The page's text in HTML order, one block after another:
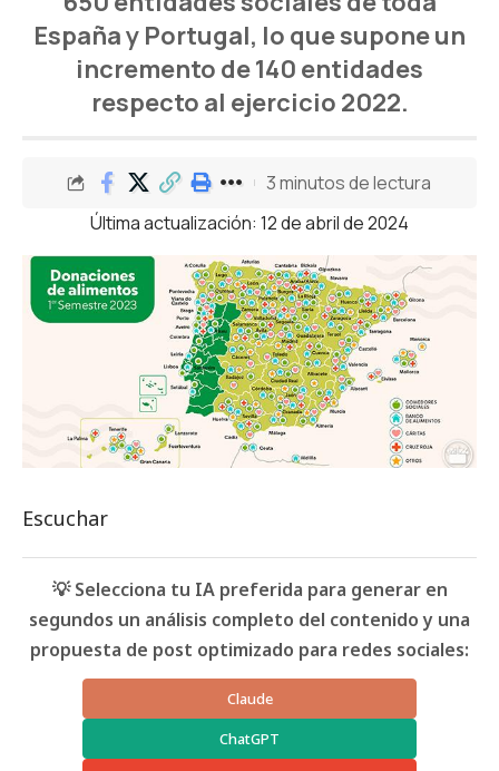
España y Portugal, lo que supone un
incremento de 140 entidades
respecto al ejercicio 2022.
Última actualización: 12 de abril de 2024
3 minutos de lectura
Escuchar
💡 Selecciona tu IA preferida para generar en
segundos un análisis completo del contenido y una
propuesta de post optimizado para redes sociales:
Claude
ChatGPT